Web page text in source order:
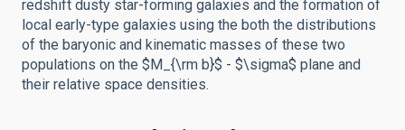
redshift dusty star-forming galaxies and the formation of
local early-type galaxies using the both the distributions
of the baryonic and kinematic masses of these two
populations on the $M_{\rm b}$ - $\sigma$ plane and
their relative space densities.